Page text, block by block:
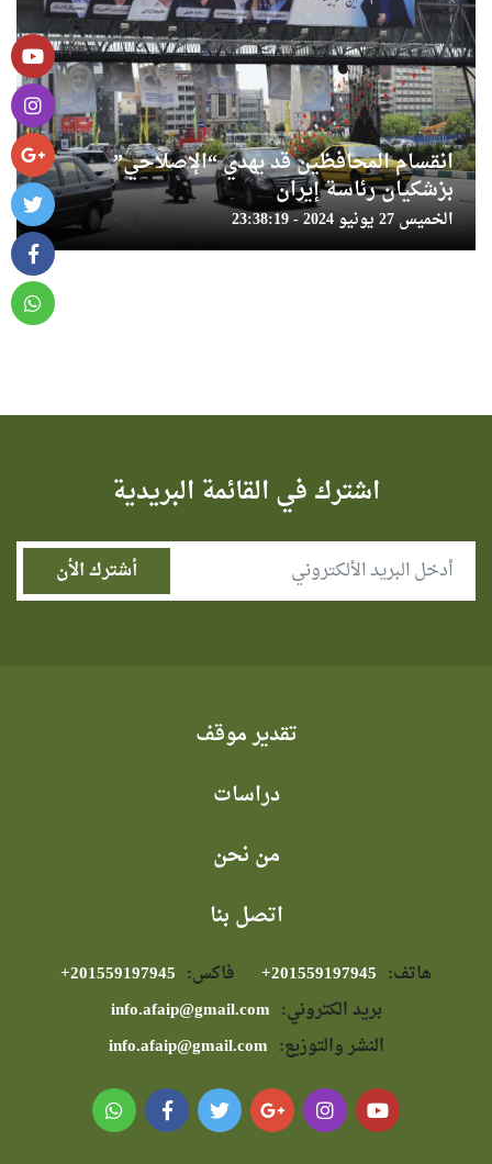
انقسام المحافظين قد يهدي “الإصلاحي”
بزشكيان رئاسة إيران
الخميس 27 يونيو 2024 - 23:38:19
اشترك في القائمة البريدية
تقدير موقف
دراسات
من نحن
اتصل بنا
هاتف: فاكس:
بريد الكتروني: info.afaip@gmail.com
النشر والتوزيع: info.afaip@gmail.com